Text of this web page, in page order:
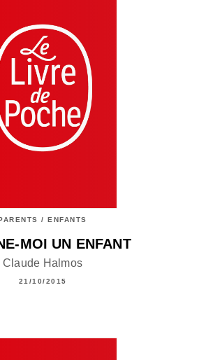
PARENTS / ENFANTS
MOI UN ENFANT
Claude Halmos
21/10/2015